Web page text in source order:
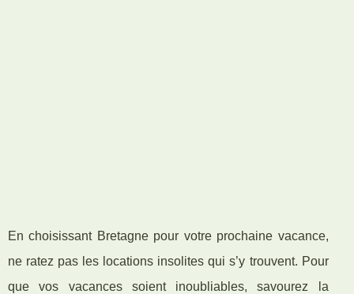
En choisissant Bretagne pour votre prochaine vacance,
ne ratez pas les locations insolites qui s’y trouvent. Pour
que vos vacances soient inoubliables, savourez la